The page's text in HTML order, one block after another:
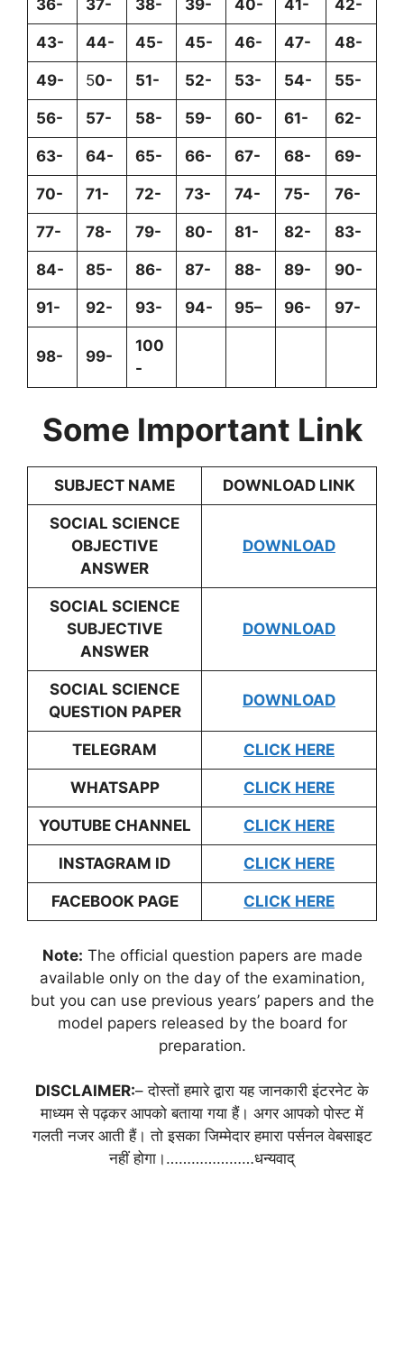
36- 37- 38- 39- 40- 41- 42-
43- 44- 45- 45- 46- 47- 48-
49- 50- 51- 52- 53- 54- 55-
56- 57- 58- 59- 60- 61- 62-
63- 64- 65- 66- 67- 68- 69-
70- 71- 72- 73- 74- 75- 76-
77- 78- 79- 80- 81- 82- 83-
84- 85- 86- 87- 88- 89- 90-
91- 92- 93- 94- 95– 96- 97-
98- 99-
100
-
Some Important Link
SUBJECT NAME DOWNLOAD LINK
SOCIAL SCIENCE
OBJECTIVE
ANSWER
DOWNLOAD
SOCIAL SCIENCE
SUBJECTIVE
ANSWER
DOWNLOAD
SOCIAL SCIENCE
QUESTION PAPER
DOWNLOAD
TELEGRAM CLICK HERE
WHATSAPP CLICK HERE
YOUTUBE CHANNEL CLICK HERE
INSTAGRAM ID CLICK HERE
FACEBOOK PAGE CLICK HERE
Note: The official question papers are made
available only on the day of the examination,
but you can use previous years’ papers and the
model papers released by the board for
preparation.
DISCLAIMER:– दोस्तों हमारे द्वारा यह जानकारी इंटरनेट के
माध्यम से पढ़कर आपको बताया गया हैं। अगर आपको पोस्ट में
गलती नजर आती हैं। तो इसका जिम्मेदार हमारा पर्सनल वेबसाइट
नहीं होगा।…………………धन्यवाद्